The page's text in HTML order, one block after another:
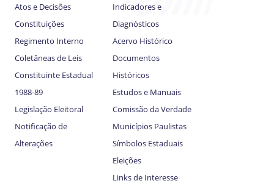
Atos e Decisões
Constituições
Regimento Interno
Coletâneas de Leis
Constituinte Estadual
1988-89
Legislação Eleitoral
Notificação de
Alterações
Indicadores e
Diagnósticos
Acervo Histórico
Documentos
Históricos
Estudos e Manuais
Comissão da Verdade
Municípios Paulistas
Símbolos Estaduais
Eleições
Links de Interesse